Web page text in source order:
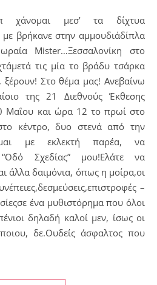
βρήκανε στην αμμουδιάδίπλα
Mister…Ξεσσαλονίκη στο
τις μία το βράδυ τσάρκα
Στο θέμα μας! Ανεβαίνω
της 21 Διεθνούς Έκθεσης
Μαΐου και ώρα 12 το πρωί στο
κέντρο, δυο στενά από την
με εκλεκτή παρέα, να
Σχεδίας” μου!Ελάτε να
άλλα δαιμόνια, όπως η μοίρα,οι
–
ένα μυθιστόρημα που όλοι
δηλαδή καλοί μεν, ίσως οι
δε.Ουδείς άσφαλτος που